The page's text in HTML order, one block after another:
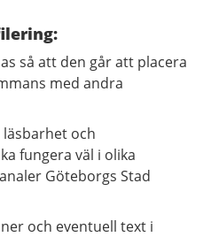
så att den går att placera
med andra
läsbarhet och
fungera väl i olika
Göteborgs Stad
och eventuell text i